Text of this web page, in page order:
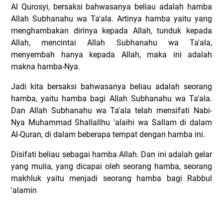
Al Qurosyi, bersaksi bahwasanya beliau adalah hamba
Allah Subhanahu wa Ta'ala. Artinya hamba yaitu yang
menghambakan dirinya kepada Allah, tunduk kepada
Allah, mencintai Allah Subhanahu wa Ta'ala,
menyembah hanya kepada Allah, maka ini adalah
makna hamba-Nya.
Jadi kita bersaksi bahwasanya beliau adalah seorang
hamba, yaitu hamba bagi Allah Subhanahu wa Ta'ala.
Dan Allah Subhanahu wa Ta'ala telah mensifati Nabi-
Nya Muhammad Shallallhu 'alaihi wa Sallam di dalam
Al-Quran, di dalam beberapa tempat dengan hamba ini.
Disifati beliau sebagai hamba Allah. Dan ini adalah gelar
yang mulia, yang dicapai oleh seorang hamba, seorang
makhluk yaitu menjadi seorang hamba bagi Rabbul
'alamin